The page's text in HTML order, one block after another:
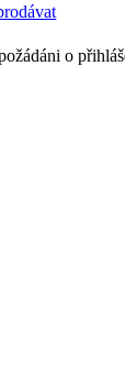
o